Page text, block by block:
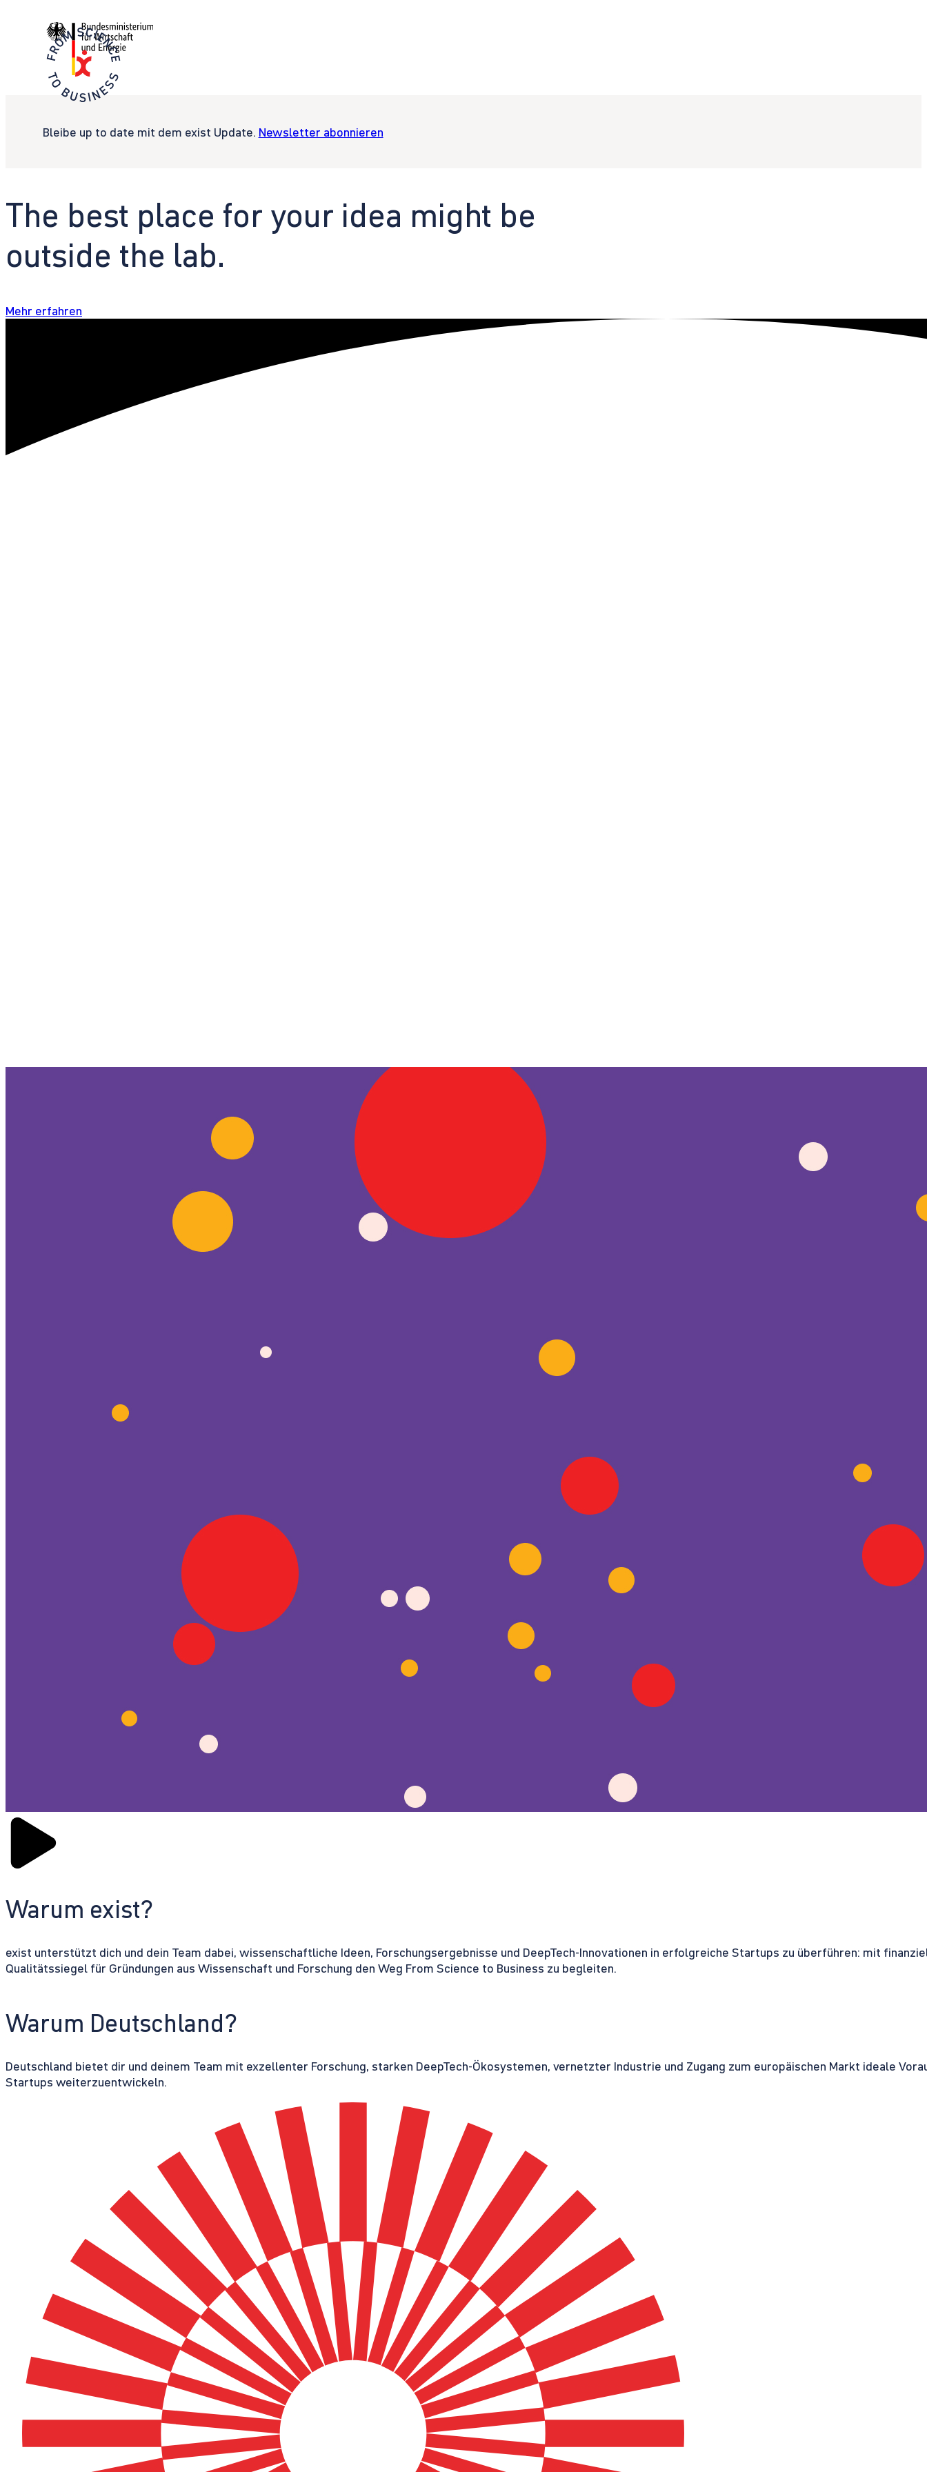
Bleibe up to date mit dem exist Update. Newsletter abonnieren
The best place for your idea might be
outside the lab.
Mehr erfahren
Warum exist?
exist unterstützt dich und dein Team dabei, wissenschaftliche Ideen, Forschungsergebnisse und DeepTech-Innovationen in erfolgreiche Startups zu überführen: mit
Qualitätssiegel für Gründungen aus Wissenschaft und Forschung den Weg From Science to Business zu begleiten.
Warum Deutschland?
Deutschland bietet dir und deinem Team mit exzellenter Forschung, starken DeepTech-Ökosystemen, vernetzter Industrie und Zugang zum europäischen Markt ideale
Startups weiterzuentwickeln.